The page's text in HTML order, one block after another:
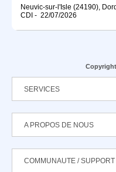
Neuvic-sur-l'Isle (24190),
CDI - 22/07/2026
SERVICES
A PROPOS DE NOUS
COMMUNAUTE / SUPPORT